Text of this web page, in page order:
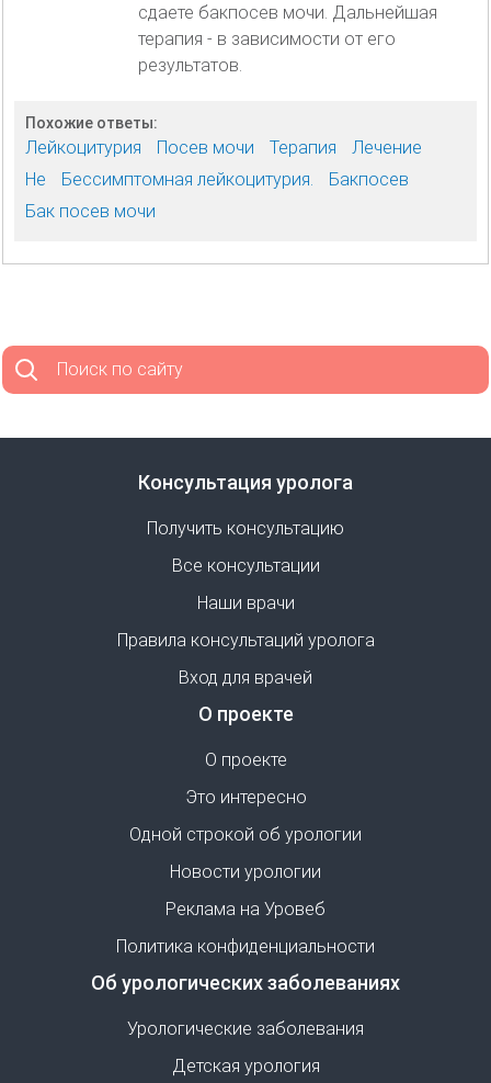
сдаете бакпосев мочи. Дальнейшая
терапия - в зависимости от его
результатов.
Похожие ответы:
Лейкоцитурия Посев мочи Терапия
Лечение
Не
Бессимптомная лейкоцитурия.
Бакпосев
Бак посев мочи
Поиск по сайту
Консультация уролога
Получить консультацию
Все консультации
Наши врачи
Правила консультаций уролога
Вход для врачей
О проекте
О проекте
Это интересно
Одной строкой об урологии
Новости урологии
Реклама на Уровеб
Политика конфиденциальности
Об урологических заболеваниях
Урологические заболевания
Детская урология